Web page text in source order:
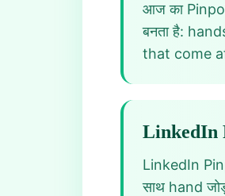
आज का
बनता है:
that come
LinkedIn
LinkedIn
साथ hand